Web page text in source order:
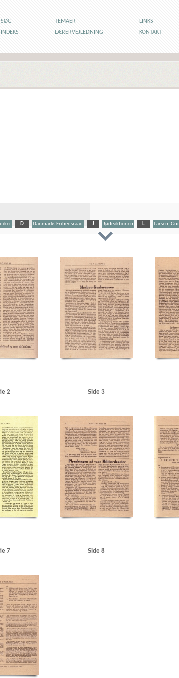
SØG TEMAER LINKS
INDEKS LÆRERVEJLEDNING KONTAKT
D Danmarks Frihedsraad J Jødeaktionen L Larsen,
B Bentzen, smed
Kbh. C Christiansen, autoforhandler, Hobro Christmas Møller,
DSU-Lygten, Kbh. Danmarks Frihedsraad De forenede
Statsbaner) DSU (Danmarks Socialdemokratiske Ungdom) Eden,
Danmark Frit Danmark Fritz Hansens Møbelfabrik, Hillerød Frogner, Carl
Hus Haagkonventionen Haderslev Hadsund
og Gadekostfabrik Hans Petersen & Co., Kbh. Hasseris Heimdal,
Kbh. Hobro Rutebilstation Hoff, Troels, statsadvokat
mekaniske værksted Odense Odin, storebæltsfærge Olsen, Hans,
Perch, Peer, løjtnant Petersen, Wilfred, politiker Postgaarden, Slagelse
Reinhards Motorcykelfabrik Reofon, Kbh. Repræsentanternes
Roosevelt, Franklin D. Roskildevej Rungsted Maskinsnedkeri
Odde Skive Skodsborggade, Kbh. Slagelse Sovjetunionen Stalin,
Sv. Hansens Møbelsnedkeri, Ranum Søborg Hovedgade Søndergaard
det danske Ullerup Undsgaardsvej, Odense USSR
Vestre Baadehavn, Aalborg Vestre Fængsel Vestre Kirkegaard
Øresundsgade, Kbh. Østrig
2 Side 3
7 Side 8